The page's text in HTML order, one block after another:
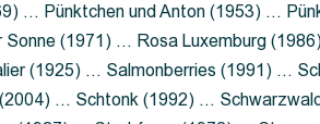
… Pünktchen und Anton (1953) …
(1971) … Rosa Luxemburg
(1925) … Salmonberries (1991) …
(2004) … Schtonk (1992) …